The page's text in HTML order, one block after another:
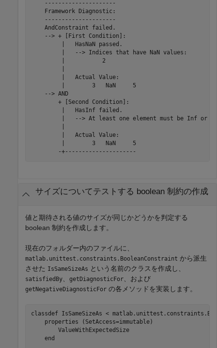
    ---------------------
    Framework Diagnostic:
    ---------------------
    AndConstraint failed.
    --> + [First Condition]:
         |   HasNaN passed.
         |   --> Indices that have NaN values:
         |           2
         |   Actual Value:
         |        3   NaN     5
    --> AND
        + [Second Condition]:
         |   HasInf failed.
|   --> At least one element must be Inf or -
         |   Actual Value:
         |        3   NaN     5
        -+---------------------
サイズについてテストする boolean 制約の作成
値と期待される値のサイズが同じかどうかを判定する
boolean 制約を作成します。
現在のフォルダー内のファイルに、
matlab.unittest.constraints.BooleanConstraint から派生
させた IsSameSizeAs という名前のクラスを作成し、
satisfiedBy getDiagnosticFor 、および
getNegativeDiagnosticFor の各メソッドを実装します。
classdef IsSameSizeAs <
properties (SetAccess=immutable)
        ValueWithExpectedSize
end